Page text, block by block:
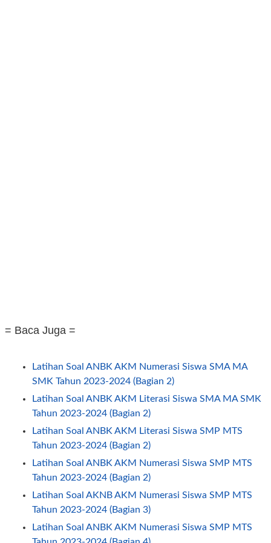
= Baca Juga =
Latihan Soal ANBK AKM Numerasi Siswa SMA MA
SMK Tahun 2023-2024 (Bagian 2)
Latihan Soal ANBK AKM Literasi Siswa SMA MA SMK
Tahun 2023-2024 (Bagian 2)
Latihan Soal ANBK AKM Literasi Siswa SMP MTS
Tahun 2023-2024 (Bagian 2)
Latihan Soal ANBK AKM Numerasi Siswa SMP MTS
Tahun 2023-2024 (Bagian 2)
Latihan Soal AKNB AKM Numerasi Siswa SMP MTS
Tahun 2023-2024 (Bagian 3)
Latihan Soal ANBK AKM Numerasi Siswa SMP MTS